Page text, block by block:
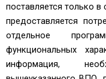
поставляется только
предоставляется
отдельное
функциональных
информация,